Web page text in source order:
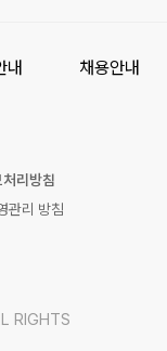
내 채용안내
리방침
관리 방침
RIGHTS